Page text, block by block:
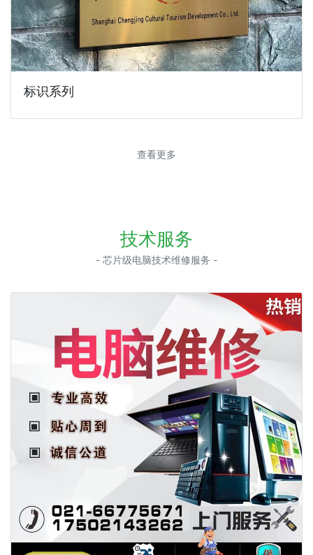
标识系列
查看更多
技术服务
- 芯片级电脑技术维修服务 -